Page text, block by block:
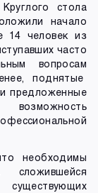
стола
начало
14 человек из
часто
вопросам
поднятые
предложенные
возможность
необходимы
сложившейся